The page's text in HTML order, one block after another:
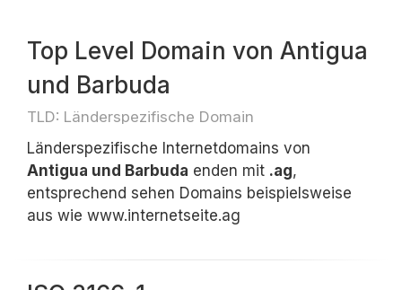
Top Level Domain von Antigua
und Barbuda
TLD: Länderspezifische Domain
Länderspezifische Internetdomains von
Antigua und Barbuda enden mit .ag,
entsprechend sehen Domains beispielsweise
aus wie www.internetseite.ag